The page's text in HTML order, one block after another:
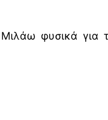
Μιλάω φυσικά